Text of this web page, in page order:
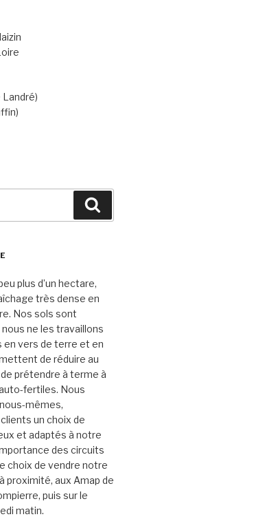
plus d’un hectare,
très dense en
Nos sols sont
ne les travaillons
en vers de terre et en
de réduire au
prétendre à terme à
fertiles. Nous
mêmes,
un choix de
et adaptés à notre
des circuits
choix de vendre notre
proximité, aux Amap de
puis sur le
matin.